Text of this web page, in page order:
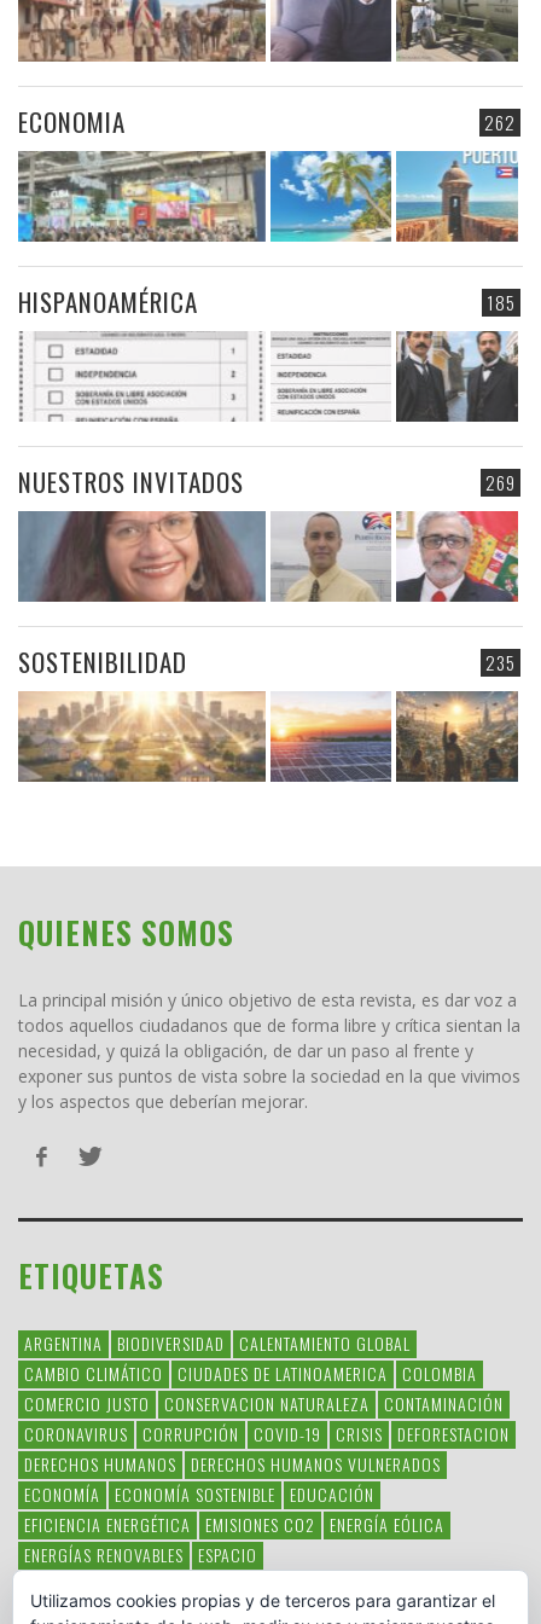
262
ECONOMIA
185
HISPANOAMÉRICA
269
NUESTROS INVITADOS
235
SOSTENIBILIDAD
QUIENES SOMOS
La principal misión y único objetivo de esta revista, es dar voz a
todos aquellos ciudadanos que de forma libre y crítica sientan la
necesidad, y quizá la obligación, de dar un paso al frente y
exponer sus puntos de vista sobre la sociedad en la que vivimos
y los aspectos que deberían mejorar.
ETIQUETAS
ARGENTINA BIODIVERSIDAD
CALENTAMIENTO GLOBAL
CAMBIO CLIMÁTICO
CIUDADES DE LATINOAMERICA
COLOMBIA
COMERCIO JUSTO
CONSERVACION NATURALEZA
CONTAMINACIÓN
CORONAVIRUS
CORRUPCIÓN COVID-19 CRISIS
DEFORESTACION
DERECHOS HUMANOS
DERECHOS HUMANOS VULNERADOS
ECONOMÍA
ECONOMÍA SOSTENIBLE
EDUCACIÓN
EFICIENCIA ENERGÉTICA
EMISIONES CO2
ENERGÍA EÓLICA
ENERGÍAS RENOVABLES
ESPACIO
HAMBRE LATINOAMÉRICA MEDIO AMBIENTE MÉXICO
Utilizamos cookies propias y de terceros para garantizar el